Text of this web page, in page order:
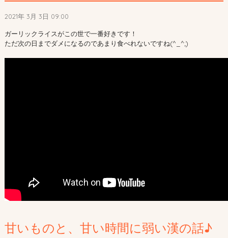
2021年 3月 3日 09:00
ガーリックライスがこの世で一番好きです！
ただ次の日までダメになるのであまり食べれないですね(^_^;)
甘いものと、甘い時間に弱い漢の話♪